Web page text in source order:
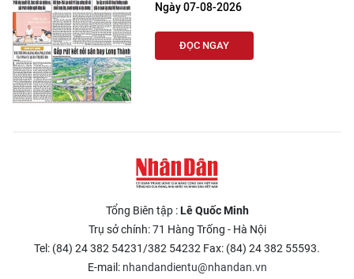
Ngày 07-08-2026
ĐỌC NGAY
Tổng Biên tập :Lê Quốc Minh
Trụ sở chính: 71 Hàng Trống - Hà Nội
Tel: (84) 24 382 54231/382 54232 Fax: (84) 24 382 55593.
E-mail: nhandandientu@nhandan.vn